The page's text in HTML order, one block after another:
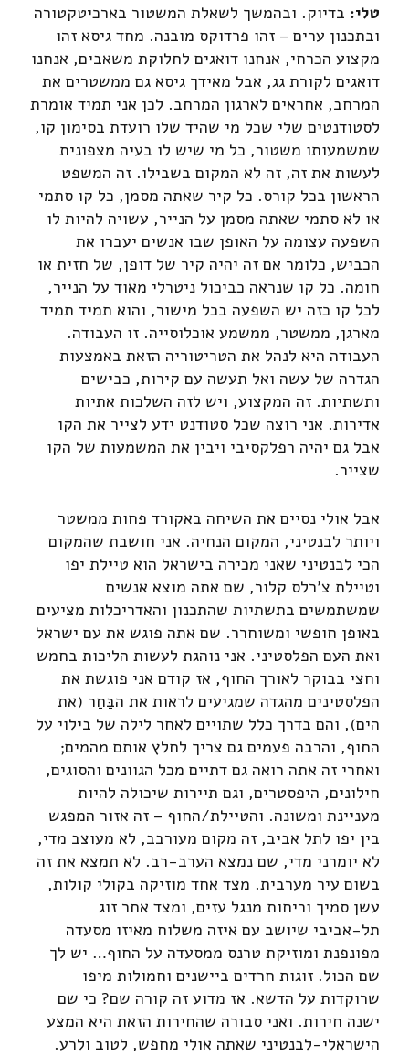
טלי: בדיוק. ובהמשך לשאלת המשטור בארכיטקטורה
ובתכנון ערים – זהו פרדוקס מובנה. מחד גיסא זהו
מקצוע הכרחי, אנחנו דואגים לחלוקת משאבים, אנחנו
דואגים לקורת גג, אבל מאידך גיסא גם ממשטרים את
המרחב, אחראים לארגון המרחב. לכן אני תמיד אומרת
לסטודנטים שלי שכל מי שהיד שלו רועדת בסימון קו,
שמשמעותו משטור, כל מי שיש לו בעיה מצפונית
לעשות את זה, זה לא המקום בשבילו. זה המשפט
הראשון בכל קורס. כל קיר שאתה מסמן, כל קו סתמי
או לא סתמי שאתה מסמן על הנייר, עשויה להיות לו
השפעה עצומה על האופן שבו אנשים יעברו את
הכביש, כלומר אם זה יהיה קיר של דופן, של חזית או
חומה. כל קו שנראה כביכול ניטרלי מאוד על הנייר,
לכל קו כזה יש השפעה בכל מישור, והוא תמיד תמיד
מארגן, ממשטר, ממשמע אוכלוסייה. זו העבודה.
העבודה היא לנהל את הטריטוריה הזאת באמצעות
הגדרה של עשה ואל תעשה עם קירות, כבישים
ותשתיות. זה המקצוע, ויש לזה השלכות אתיות
אדירות. אני רוצה שכל סטודנט ידע לצייר את הקו
אבל גם יהיה רפלקסיבי ויבין את המשמעות של הקו
שצייר.
אבל אולי נסיים את השיחה באקורד פחות ממשטר
ויותר לבנטיני, המקום הנחיה. אני חושבת שהמקום
הכי לבנטיני שאני מכירה בישראל הוא טיילת יפו
וטיילת צ'רלס קלור, שם אתה מוצא אנשים
שמשתמשים בתשתיות שהתכנון והאדריכלות מציעים
באופן חופשי ומשוחרר. שם אתה פוגש את עם ישראל
ואת העם הפלסטיני. אני נוהגת לעשות הליכות בחמש
וחצי בבוקר לאורך החוף, אז קודם אני פוגשת את
הפלסטינים מהגדה שמגיעים לראות את הבַּחַר (את
הים), והם בדרך כלל שתויים לאחר לילה של בילוי על
החוף, והרבה פעמים גם צריך לחלץ אותם מהמים;
ואחרי זה אתה רואה גם דתיים מכל הגוונים והסוגים,
חילונים, היפסטרים, וגם תיירות שיכולה להיות
מעניינת ומשונה. והטיילת/החוף – זה אזור המפגש
בין יפו לתל אביב, זה מקום מעורבב, לא מעוצב מדי,
לא יומרני מדי, שם נמצא הערב-רב. לא תמצא את זה
בשום עיר מערבית. מצד אחד מוזיקה בקולי קולות,
עשן סמיך וריחות מנגל עזים, ומצד אחר זוג
תל-אביבי שיושב עם איזה משלוח מאיזו מסעדה
מפונפנת ומוזיקת טרנס ממסעדה על החוף… יש לך
שם הכול. זוגות חרדים ביישנים וחמולות מיפו
שרוקדות על הדשא. אז מדוע זה קורה שם? כי שם
ישנה חירות. ואני סבורה שהחירות הזאת היא המצע
הישראלי-לבנטיני שאתה אולי מחפש, לטוב ולרע.